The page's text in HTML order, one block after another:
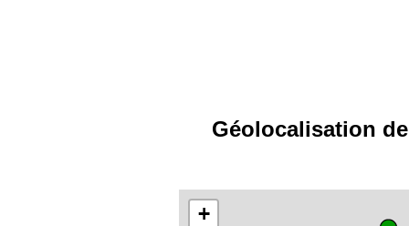
Géolocalisation
+